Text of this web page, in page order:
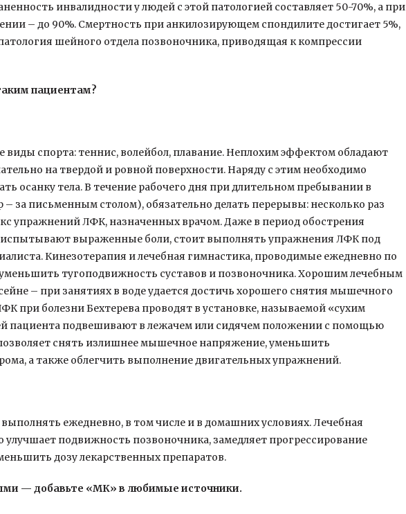
инвалидности у людей с этой патологией составляет 50-70%, а при
– до 90%. Смертность при анкилозирующем спондилите достигает 5%,
шейного отдела позвоночника, приводящая к компрессии
пациентам?
спорта: теннис, волейбол, плавание. Неплохим эффектом обладают
на твердой и ровной поверхности. Наряду с этим необходимо
осанку тела. В течение рабочего дня при длительном пребывании в
за письменным столом), обязательно делать перерывы: несколько раз
упражнений ЛФК, назначенных врачом. Даже в период обострения
испытывают выраженные боли, стоит выполнять упражнения ЛФК под
Кинезотерапия и лечебная гимнастика, проводимые ежедневно по
тугоподвижность суставов и позвоночника. Хорошим лечебным
– при занятиях в воде удается достичь хорошего снятия мышечного
при болезни Бехтерева проводят в установке, называемой «сухим
пациента подвешивают в лежачем или сидячем положении с помощью
снять излишнее мышечное напряжение, уменьшить
а также облегчить выполнение двигательных упражнений.
ежедневно, в том числе и в домашних условиях. Лечебная
улучшает подвижность позвоночника, замедляет прогрессирование
дозу лекарственных препаратов.
— добавьте «МК» в любимые источники.